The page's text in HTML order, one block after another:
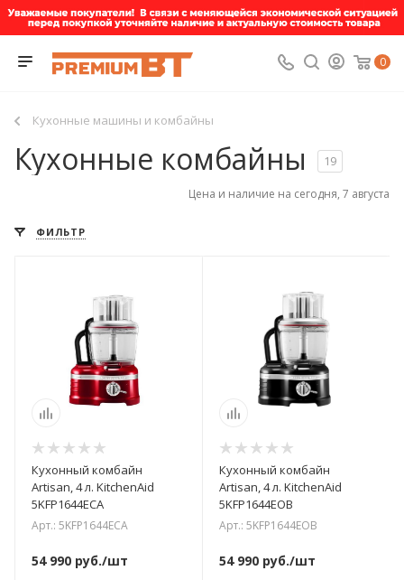
0
Кухонные машины и комбайны
Кухонные комбайны 19
Цена и наличие на сегодня, 7 августа
ФИЛЬТР
Кухонный комбайн
Artisan, 4 л. KitchenAid
5KFP1644ECA
Арт.: 5KFP1644ECA
54 990 руб./шт
Кухонный комбайн
Artisan, 4 л. KitchenAid
5KFP1644EOB
Арт.: 5KFP1644EOB
54 990руб./шт